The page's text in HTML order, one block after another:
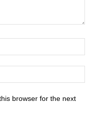
browser for the next